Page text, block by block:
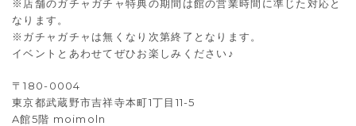
※店舗のガチャガチャ特典の期間は館の営業時間に準じた対応と
なります。
※ガチャガチャは無くなり次第終了となります。
イベントとあわせてぜひお楽しみください♪
〒180-0004
東京都武蔵野市吉祥寺本町1丁目11-5
A館5階 moimoln